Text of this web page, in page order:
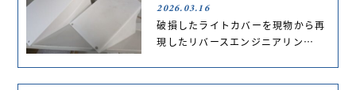
2026.03.16
破損したライトカバーを現物から再
現したリバースエンジニアリン…